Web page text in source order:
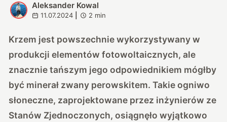
A
Aleksander Kowal
11.07.2024 2 min
Krzem jest powszechnie wykorzystywany w
produkcji elementów fotowoltaicznych, ale
znacznie tańszym jego odpowiednikiem mógłby
być minerał zwany perowskitem. Takie ogniwo
słoneczne, zaprojektowane przez inżynierów ze
Stanów Zjednoczonych, osiągnęło wyjątkowo